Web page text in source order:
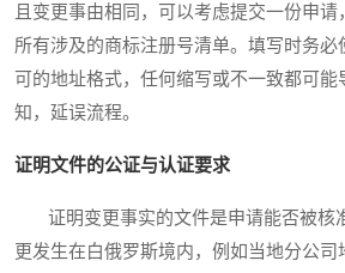
且变更事由相同，可以考虑提交一份申
所有涉及的商标注册号清单。填写时务必
可的地址格式，任何缩写或不一致都可能
知，延误流程。
证明文件的公证与认证要求
证明变更事实的文件是申请能否被核
更发生在白俄罗斯境内，例如当地分公司